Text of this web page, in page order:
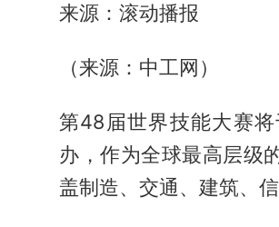
来源：滚动播报
（来源：中工网）
第48届世界技能大赛
办，作为全球最高层级
盖制造、交通、建筑、